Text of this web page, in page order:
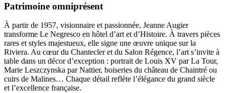
Patrimoine omniprésent
À partir de 1957, visionnaire et passionnée, Jeanne Augier
transforme Le Negresco en hôtel d’art et d’Histoire. À travers pièces
rares et styles majestueux, elle signe une œuvre unique sur la
Riviera. Au cœur du Chantecler et du Salon Régence, l’art s’invite à
table dans un décor d’exception : portrait de Louis XV par La Tour,
Marie Leszczynska par Nattier, boiseries du château de Chaintré ou
cuirs de Malines… Chaque détail reflète l’élégance du grand siècle
et l’excellence française.